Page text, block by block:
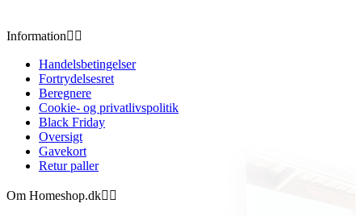
Information 
Handelsbetingelser
Fortrydelsesret
Beregnere
Cookie- og privatlivspolitik
Black Friday
Oversigt
Gavekort
Retur paller
Om Homeshop.dk 